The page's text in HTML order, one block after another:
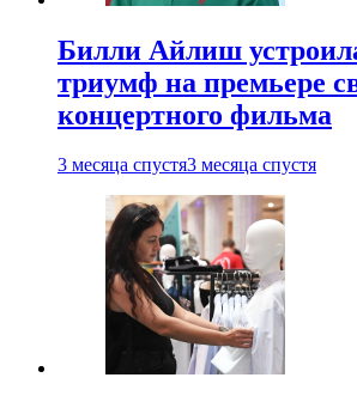
Билли Айлиш
триумф на премьере
концертного фильма
3 месяца спустя3 месяца спустя